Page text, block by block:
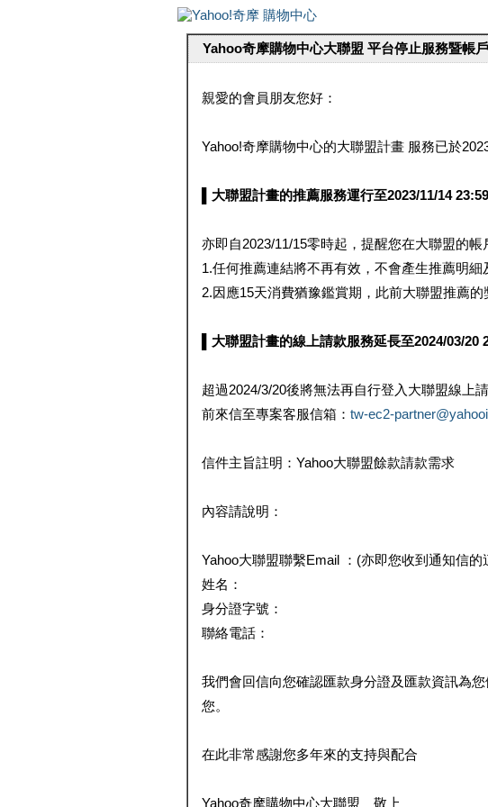
Yahoo奇摩購物中心大聯盟 平台停止服務暨帳
親愛的會員朋友您好：
Yahoo!奇摩購物中心的大聯盟計畫 服務已於
▌大聯盟計畫的推薦服務運行至2023/11/14
亦即自2023/11/15零時起，提醒您在大聯盟的帳
1.任何推薦連結將不再有效，不會產生推薦明細
2.因應15天消費猶豫鑑賞期，此前大聯盟推薦的
▌大聯盟計畫的線上請款服務延長至2024/03/20
超過2024/3/20後將無法再自行登入大聯盟線上
前來信至專案客服信箱： tw-ec2-
信件主旨註明：Yahoo大聯盟餘款請款需求
內容請說明：
Yahoo大聯盟聯繫Email ：(亦即您收到通知信的
姓名：
身分證字號：
聯絡電話：
我們會回信向您確認匯款身分證及匯款資訊為
您。
在此非常感謝您多年來的支持與配合
Yahoo奇摩購物中心大聯盟 敬上